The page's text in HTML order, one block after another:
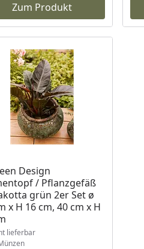
Zum Produkt
Design
/ Pflanzgefäß
grün 2er Set ø
x H 16 cm, 40 cm x H
nicht lieferbar
lieferbar